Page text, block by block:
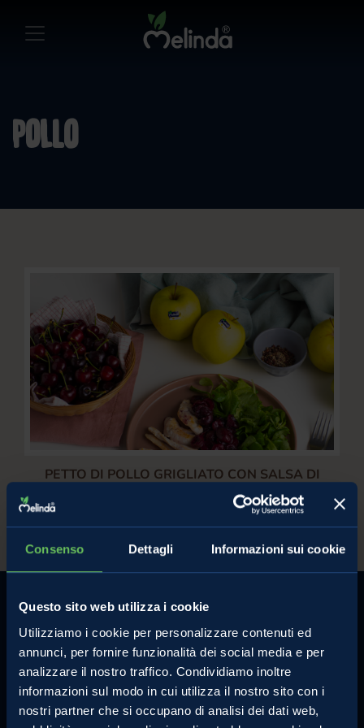
Consenso Dettagli Informazioni sui cookie
Questo sito web utilizza i cookie
Utilizziamo i cookie per personalizzare contenuti ed
annunci, per fornire funzionalità dei social media e per
analizzare il nostro traffico. Condividiamo inoltre
informazioni sul modo in cui utilizza il nostro sito con i
nostri partner che si occupano di analisi dei dati web,
pollo
PETTO DI POLLO GRIGLIATO CON SALSA DI
CILIEGIE MELINDA E INSALATA VERDE
MELINDA
L'azienda
Comunicati Stampa
MELE VAL DI NON
Le mele e gli altri prodotti
La torta di mele perfetta